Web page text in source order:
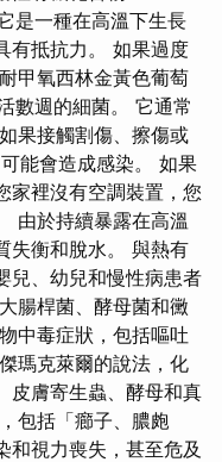
是一種在高溫下生長
有抵抗力。 如果過度
甲氧西林金黃色葡萄
數週的細菌。 它通常
果接觸割傷、擦傷或
可能會造成感染。 如果
家裡沒有空調裝置，您
由於持續暴露在高溫
失衡和脫水。 與熱有
兒、幼兒和慢性病患者
腸桿菌、酵母菌和黴
中毒症狀，包括嘔吐
瑪克萊爾的說法，化
皮膚寄生蟲、酵母和真
包括「癤子、膿皰
和視力喪失，甚至危及